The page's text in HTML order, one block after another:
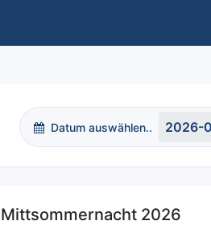
Datum auswählen..
Mittsommernacht 2026